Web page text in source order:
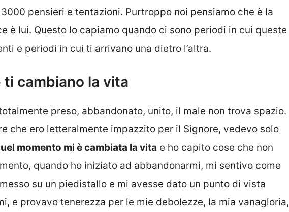
pensieri e tentazioni. Purtroppo noi pensiamo che è la
è lui. Questo lo capiamo quando ci sono periodi in cui queste
e periodi in cui ti arrivano una dietro l’altra.
cambiano la vita
preso, abbandonato, unito, il male non trova spazio.
che ero letteralmente impazzito per il Signore, vedevo solo
momento mi è cambiata la vita e ho capito cose che non
quando ho iniziato ad abbandonarmi, mi sentivo come
su un piedistallo e mi avesse dato un punto di vista
e provavo tenerezza per le mie debolezze, la mia vanagloria,